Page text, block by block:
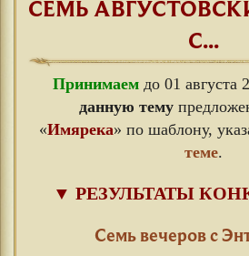
СЕМЬ
С...
Принимаемдо 01
данную тему
«Имярека» по шаблону,
теме.
▼ РЕЗУЛЬТАТЫ
Семь вечеров с